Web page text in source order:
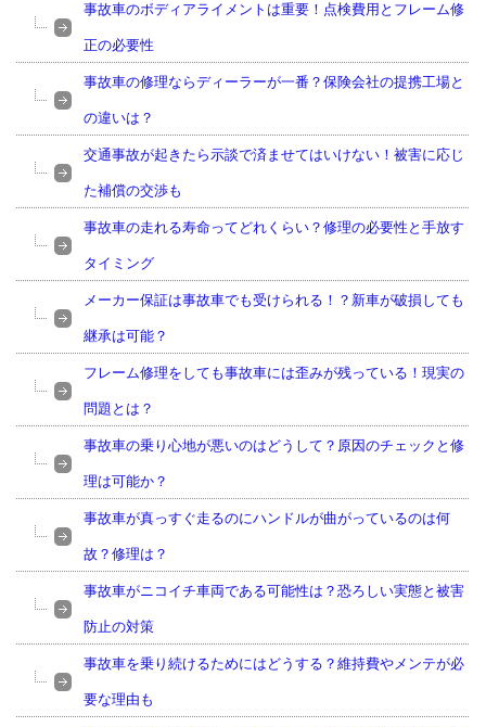
事故車のボディアライメントは重要！点検費用とフレーム修
正の必要性
事故車の修理ならディーラーが一番？保険会社の提携工場と
の違いは？
交通事故が起きたら示談で済ませてはいけない！被害に応じ
た補償の交渉も
事故車の走れる寿命ってどれくらい？修理の必要性と手放す
タイミング
メーカー保証は事故車でも受けられる！？新車が破損しても
継承は可能？
フレーム修理をしても事故車には歪みが残っている！現実の
問題とは？
事故車の乗り心地が悪いのはどうして？原因のチェックと修
理は可能か？
事故車が真っすぐ走るのにハンドルが曲がっているのは何
故？修理は？
事故車がニコイチ車両である可能性は？恐ろしい実態と被害
防止の対策
事故車を乗り続けるためにはどうする？維持費やメンテが必
要な理由も